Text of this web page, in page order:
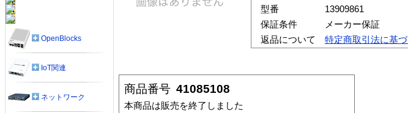
型番
13909861
保証条件
メーカー保証
返品について
特定商取引法に基
商品番号 41085108
本商品は販売を終了しました
OpenBlocks
IoT関連
ネットワーク